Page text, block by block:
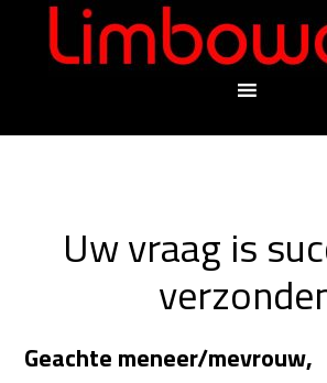
Uw vraag is
Geachte meneer/mevrouw,